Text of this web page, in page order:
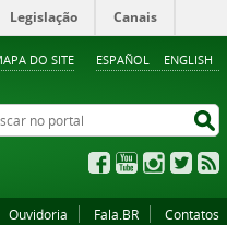
ESPAÑOL ENGLISH
DO SITE
Legislação Canais
no portal
FacebookYouTubeInstagram
Twitter
Ouvidoria Fala.BR Contatos